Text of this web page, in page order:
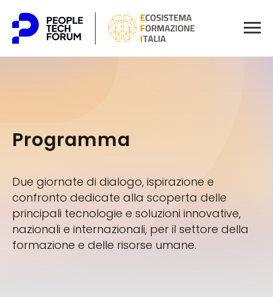
Programma
Due giornate di dialogo, ispirazione e
confronto dedicate alla scoperta delle
principali tecnologie e soluzioni innovative,
nazionali e internazionali, per il settore della
formazione e delle risorse umane.